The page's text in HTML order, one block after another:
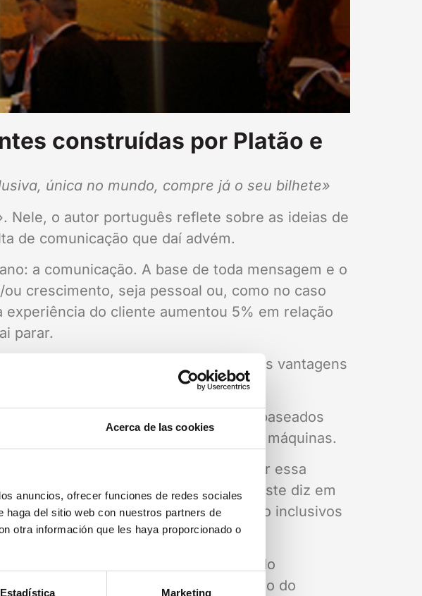
Acerca de las cookies
anuncios, ofrecer funciones de redes sociales
del sitio web con nuestros partners de
otra información que les haya proporcionado o
Estadística Marketing
construídas por Platão e
única no mundo, compre já o seu bilhete»
Nele, o autor português reflete sobre as ideias de
de comunicação que daí advém.
a comunicação. A base de toda mensagem e o
crescimento, seja pessoal ou, como no caso
do cliente aumentou 5% em relação
parar.
como
, destaca as vantagens
de alguns dos assistentes virtuais baseados
e uma ponte entre pessoas e máquinas.
voz do Google, são alimentadas por essa
para o ecrã do utilizador o que este diz em
implementar sistemas de atendimento inclusivos
capaz de compreender a voz do
opções, seja através do teclado do